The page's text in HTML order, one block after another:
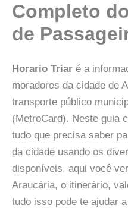
Completo
de
Horario Triar é a
moradores da cidade de
transporte público
(MetroCard). Neste guia
tudo que precisa saber
da cidade usando os
disponíveis, aqui você
Araucária, o itinerário,
tudo isso pode te ajudar